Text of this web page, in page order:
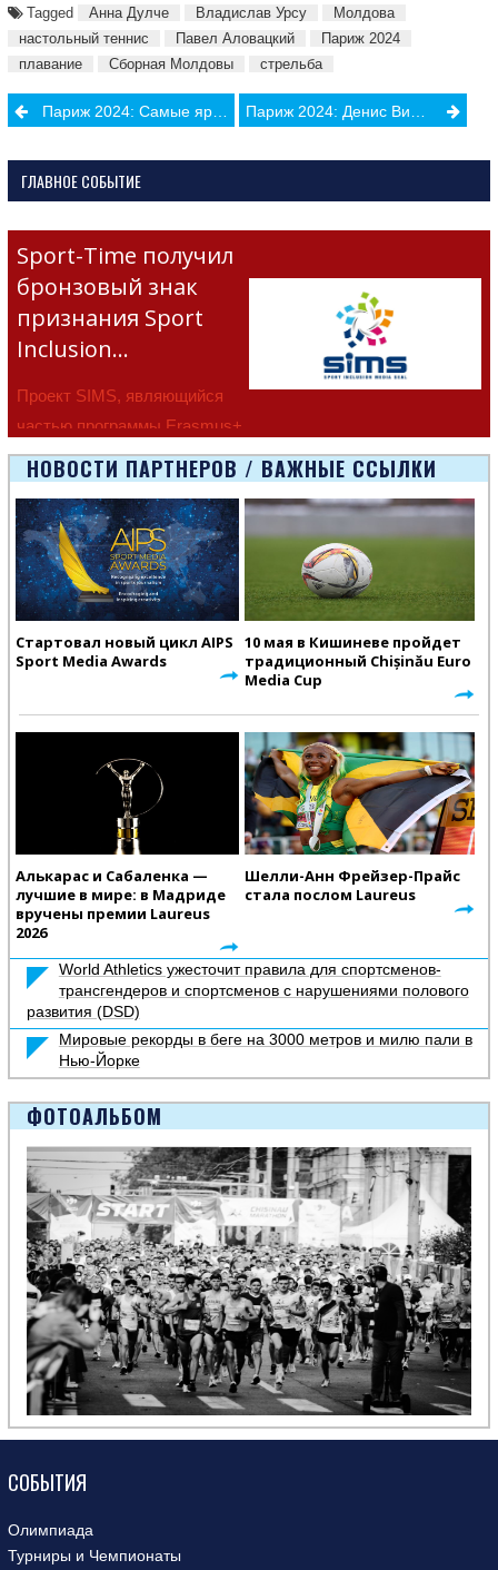
Tagged Анна Дулче Владислав Урсу
Молдова
настольный теннис
Павел Аловацкий
Париж 2024
плавание
Сборная Молдовы стрельба
PostПариж 2024: Самые яркие моменты церемонии открытия Париж 2024: Денис Виеру принес молдавской сборной первую Олимпийскую медаль
ГЛАВНОЕ СОБЫТИЕ
Sport-Time получил
бронзовый знак
признания Sport
Inclusion…
Проект SIMS, являющийся
частью программы Erasmus+
Европейско
НОВОСТИ ПАРТНЕРОВ / ВАЖНЫЕ ССЫЛКИ
Стартовал новый цикл AIPS
Sport Media Awards
10 мая в Кишиневе пройдет
традиционный Chișinău Euro
Media Cup
Алькарас и Сабаленка —
лучшие в мире: в Мадриде
вручены премии Laureus
2026
Шелли-Анн Фрейзер-Прайс
стала послом Laureus
World Athletics ужесточит правила для спортсменов-
трансгендеров и спортсменов с нарушениями полового
развития (DSD)
Мировые рекорды в беге на 3000 метров и милю пали в
Нью-Йорке
ФОТОАЛЬБОМ
СОБЫТИЯ
Олимпиада
Турниры и Чемпионаты